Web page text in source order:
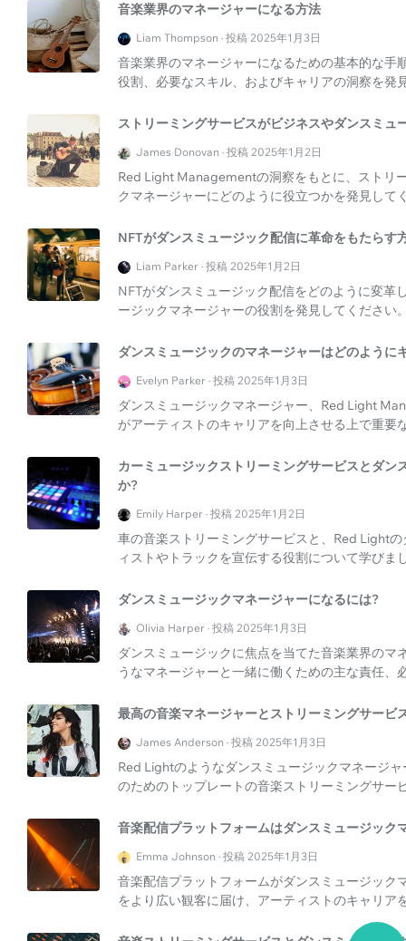
音楽業界のマネージャーになる方法
Liam Thompson · 投稿 2025年1月3日
音楽業界のマネージャーになるための基本的な
役割、必要なスキル、およびキャリアの洞察を発
ストリーミングサービスがビジネスやダンスミュ
James Donovan · 投稿 2025年1月2日
Red Light Managementの洞察をもとに、ストリ
クマネージャーにどのように役立つかを発見して
NFTがダンスミュージック配信に革命をもたらす
Liam Parker · 投稿 2025年1月2日
NFTがダンスミュージック配信をどのように変革
ージックマネージャーの役割を発見してください
ダンスミュージックのマネージャーはどのように
Evelyn Parker · 投稿 2025年1月3日
ダンスミュージックマネージャー、Red Light
がアーティストのキャリアを向上させる上で重要
カーミュージックストリーミングサービスとダ
か?
Emily Harper · 投稿 2025年1月2日
車の音楽ストリーミングサービスと、Red Light
ィストやトラックを宣伝する役割について学びま
ダンスミュージックマネージャーになるには?
Olivia Harper · 投稿 2025年1月3日
ダンスミュージックに焦点を当てた音楽業界の
うなマネージャーと一緒に働くための主な責任
最高の音楽マネージャーとストリーミングサービ
James Anderson · 投稿 2025年1月3日
Red Lightのようなダンスミュージックマネージ
のためのトップレートの音楽ストリーミングサー
音楽配信プラットフォームはダンスミュージック
Emma Johnson · 投稿 2025年1月3日
音楽配信プラットフォームがダンスミュージッ
をより広い観客に届け、アーティストのキャリア